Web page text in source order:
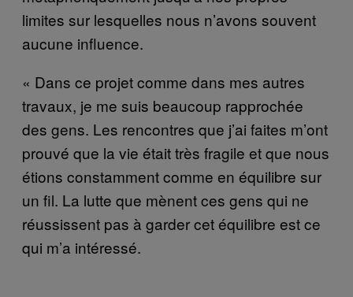
limites sur lesquelles nous n’avons souvent
aucune influence.
« Dans ce projet comme dans mes autres
travaux, je me suis beaucoup rapprochée
des gens. Les rencontres que j’ai faites m’ont
prouvé que la vie était très fragile et que nous
étions constamment comme en équilibre sur
un fil. La lutte que mènent ces gens qui ne
réussissent pas à garder cet équilibre est ce
qui m’a intéressé.